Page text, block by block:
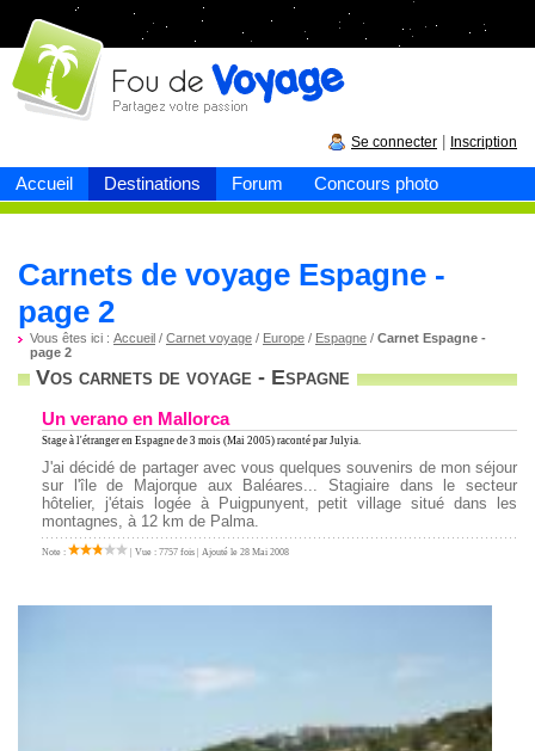
Accueil Destinations Forum Concours photo
Fou devoyage
Se connecter Inscription
Carnets de voyage Espagne -
page 2
Vous êtes ici : Accueil / Carnet voyage / Europe / Espagne / Carnet Espagne -
page 2
Vos carnets de voyage - Espagne
Un verano en Mallorca
Stage à l'étranger en Espagne de 3 mois (Mai 2005) raconté par Julyia.
J'ai décidé de partager avec vous quelques souvenirs de mon séjour
sur l'île de Majorque aux Baléares... Stagiaire dans le secteur
hôtelier, j'étais logée à Puigpunyent, petit village situé dans les
montagnes, à 12 km de Palma.
Note : | Vue : 7757 fois | Ajouté le 28 Mai 2008